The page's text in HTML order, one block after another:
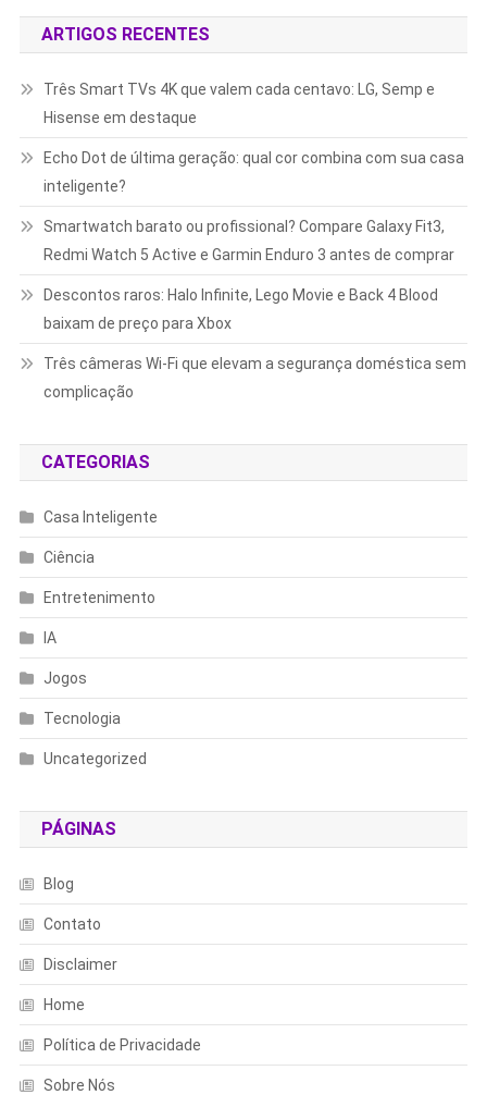
ARTIGOS RECENTES
Três Smart TVs 4K que valem cada centavo: LG, Semp e
Hisense em destaque
Echo Dot de última geração: qual cor combina com sua casa
inteligente?
Smartwatch barato ou profissional? Compare Galaxy Fit3,
Redmi Watch 5 Active e Garmin Enduro 3 antes de comprar
Descontos raros: Halo Infinite, Lego Movie e Back 4 Blood
baixam de preço para Xbox
Três câmeras Wi-Fi que elevam a segurança doméstica sem
complicação
CATEGORIAS
Casa Inteligente
Ciência
Entretenimento
IA
Jogos
Tecnologia
Uncategorized
PÁGINAS
Blog
Contato
Disclaimer
Home
Política de Privacidade
Sobre Nós